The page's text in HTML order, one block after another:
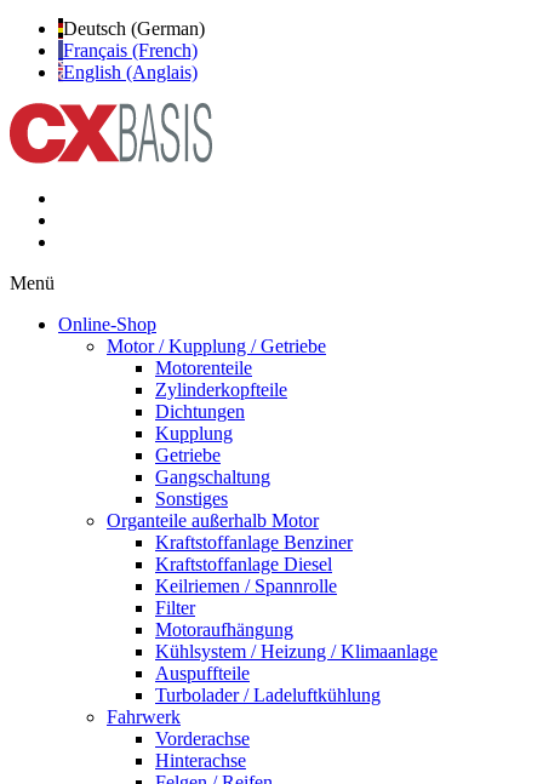
Deutsch (German)
Français (French)
English (Anglais)
Menü
Online-Shop
Motor / Kupplung / Getriebe
Motorenteile
Zylinderkopfteile
Dichtungen
Kupplung
Getriebe
Gangschaltung
Sonstiges
Organteile außerhalb Motor
Kraftstoffanlage Benziner
Kraftstoffanlage Diesel
Keilriemen / Spannrolle
Filter
Motoraufhängung
Kühlsystem / Heizung / Klimaanlage
Auspuffteile
Turbolader / Ladeluftkühlung
Fahrwerk
Vorderachse
Hinterachse